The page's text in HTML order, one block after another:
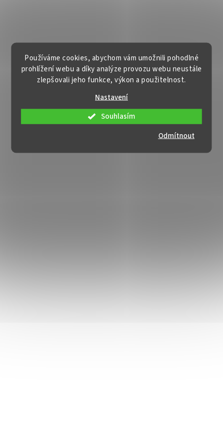
Používáme cookies, abychom vám umožnili pohodlné
prohlížení webu a díky analýze provozu webu neustále
zlepšovali jeho funkce, výkon a použitelnost.
Nastavení
Odmítnout
Souhlasím